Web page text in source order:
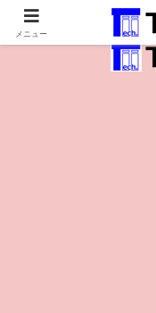
医療保健
メニュー